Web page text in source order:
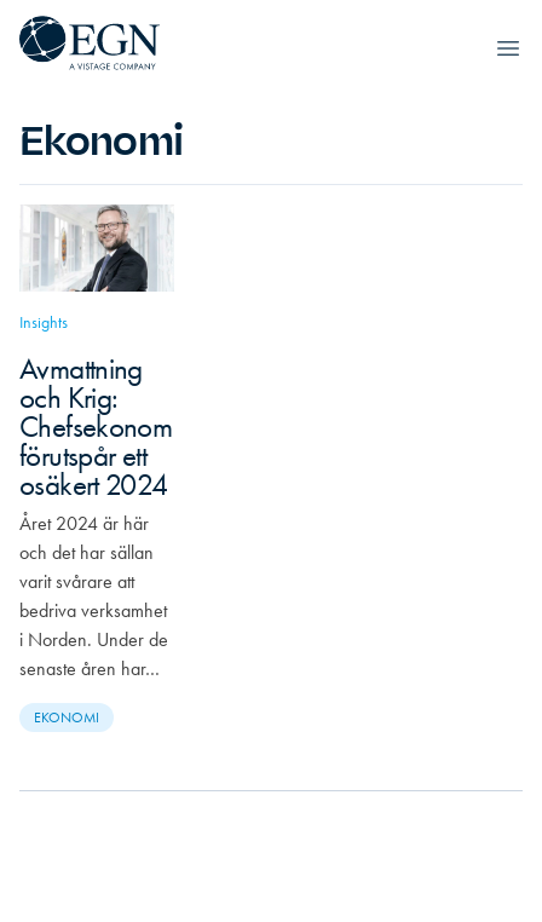
Hoppa till innehåll
Executives' Global Network
Ekonomi
Insights
Avmattning
och Krig:
Chefsekonom
förutspår ett
osäkert 2024
Året 2024 är här
och det har sällan
varit svårare att
bedriva verksamhet
i Norden. Under de
senaste åren har…
EKONOMI